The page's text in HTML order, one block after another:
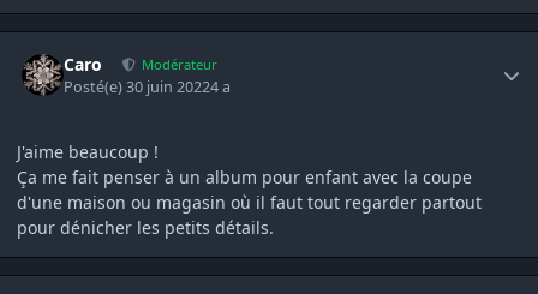
Caro Modérateur
Posté(e)30 juin 20224 a
J'aime beaucoup !
Ça me fait penser à un album pour enfant avec la coupe
d'une maison ou magasin où il faut tout regarder partout
pour dénicher les petits détails.